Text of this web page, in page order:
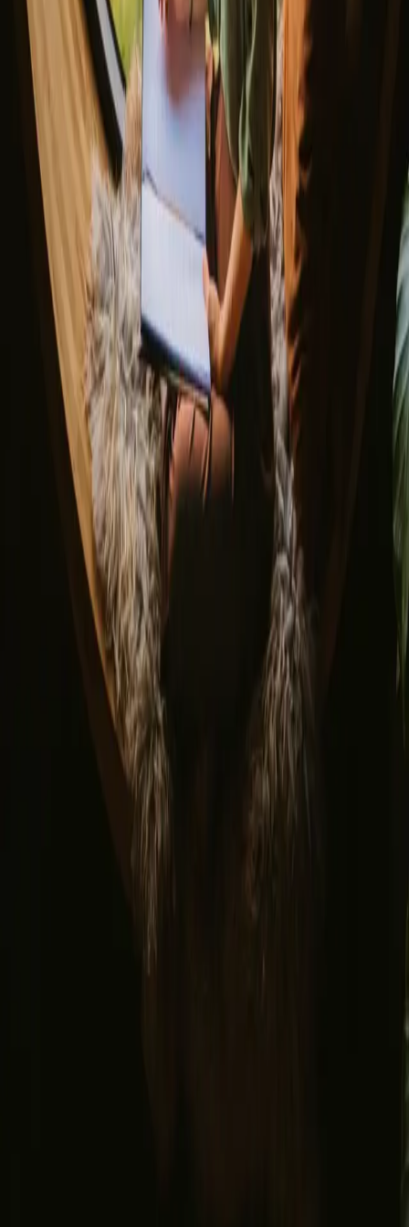
Ontdek Campanyon
▼
Over ons
Helpcentrum
Heb je een unieke overnachting?
Verwijs een host door
Annuleringsbeleid
Laat je inspireren door de meest unieke uitjes
Voornaam
E-mail
Aanmelden
Door je aan te melden ga je akkoord dat we je inspiratie en gidsen
mogen sturen. Je kunt je altijd uitschrijven. Lees onze
.
Download onze app voor verhuurders, kampeerders en
natuurliefhebbers!
© 2026 Campanyon AS. All rights reserved.
Algemene voorwaarden
Privacybeleid
Veilig betalen
Waar vind je ons?